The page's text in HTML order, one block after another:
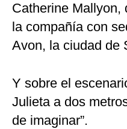
Catherine Mallyon,
la compañía con
Avon, la ciudad de
Y sobre el
Julieta a dos
de imaginar”.